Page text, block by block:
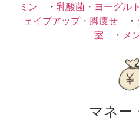
ミン ・ 乳酸菌・ヨーグルト
ェイプアップ・脚痩せ ・
室 ・ メ
マネー